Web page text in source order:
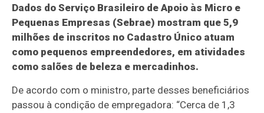
Dados do Serviço Brasileiro de Apoio às Micro e
Pequenas Empresas (Sebrae) mostram que 5,9
milhões de inscritos no Cadastro Único atuam
como pequenos empreendedores, em atividades
como salões de beleza e mercadinhos.
De acordo com o ministro, parte desses beneficiários
passou à condição de empregadora: “Cerca de 1,3